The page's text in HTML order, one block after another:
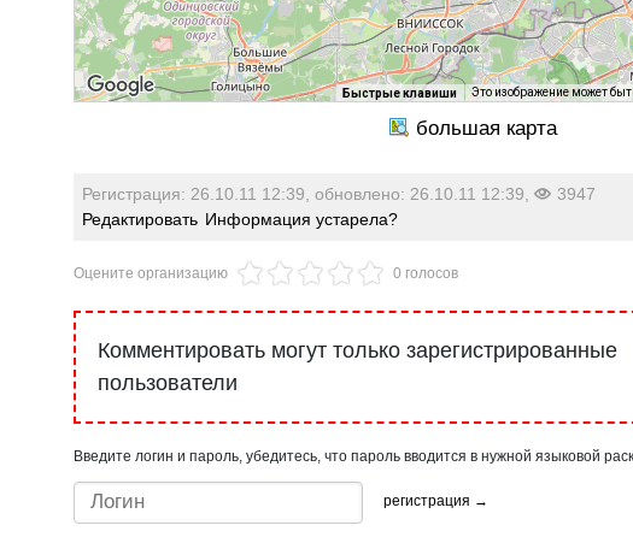
Быстрые клавиши Это изображение может
Регистрация: 26.10.11 12:39, обновлено: 26.10.11 12:39,
3947
Редактировать Информация устарела?
Оцените организацию 0 голосов
Комментировать могут только зарегистрированные
пользователи
Введите логин и пароль, убедитесь, что пароль вводится в нужной языковой
регистрация →